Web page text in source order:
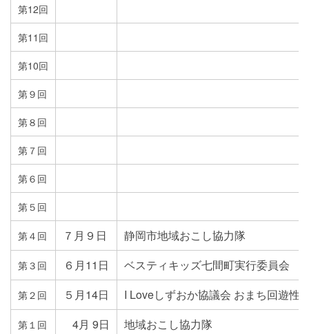
第12回
第11回
第10回
第９回
第８回
第７回
第６回
第５回
第４回 ７月９日 静岡市地域おこし協力隊
第３回 ６月11日 ベスティキッズ七間町実行委員会
第２回 ５月14日 I Loveしずおか協議会 おまち回遊性
第１回 4月 9日 地域おこし